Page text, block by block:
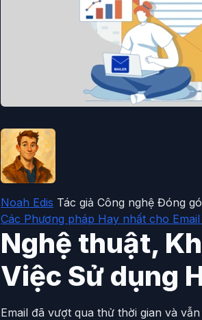
Noah Edis Tác giả Công nghệ Đóng
Các Phương pháp Hay nhất cho
Nghệ thuật,
Việc Sử dụng
Email đã vượt qua thử thời gian và